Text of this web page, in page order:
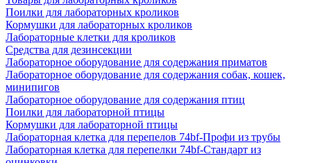
Поилки для лабораторных кроликов
Кормушки для лабораторных кроликов
Лабораторные клетки для кроликов
Средства для дезинсекции
Лабораторное оборудование для содержания приматов
Лабораторное оборудование для содержания собак, кошек,
минипигов
Лабораторное оборудование для содержания птиц
Поилки для лабораторной птицы
Кормушки для лабораторной птицы
Лабораторная клетка для перепелов 74bf-Профи из трубы
Лабораторная клетка для перепелки 74bf-Стандарт из